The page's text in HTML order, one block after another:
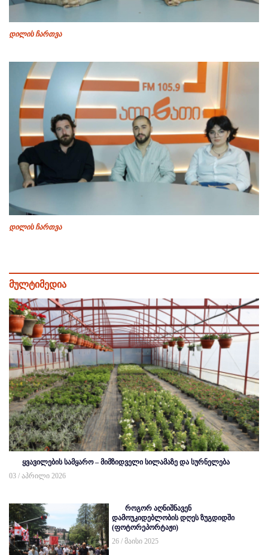
დილის ჩართვა
დილის ჩართვა
მულტიმედია
ყვავილების სამყარო – მიმზიდველი სილამაზე და სურნელება
03 / აპრილი 2026
როგორ აღნიშნავენ
დამოუკიდებლობის დღეს ზუგდიდში
(ფოტორეპორტაჟი)
26 / მაისი 2025